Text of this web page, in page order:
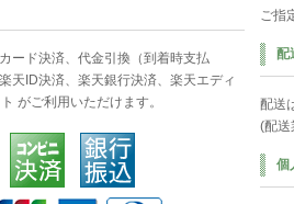
ード決済、代金引換（到着時支払
天ID決済、楽天銀行決済、楽天エディ
がご利用いただけます。
ご指
配
配送
(配送
個